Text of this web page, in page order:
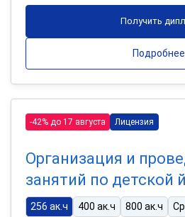
Получить
Подробнее
-42% до 17 августа Лицензия
Организация и
занятий по детской
256 ак.ч 400 ак.ч 800 ак.ч